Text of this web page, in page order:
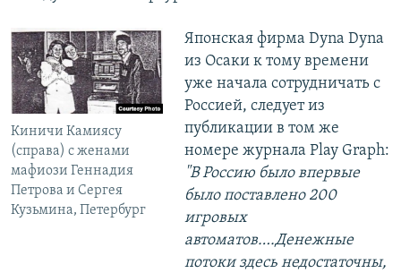
Киничи Камиясу
(справа) с женами
мафиози Геннадия
Петрова и Сергея
Кузьмина, Петербург
Японская фирма Dyna Dyna
из Осаки к тому времени
уже начала сотрудничать с
Россией, следует из
публикации в том же
номере журнала Play Graph:
"В Россию было впервые
было поставлено 200
игровых
автоматов….Денежные
потоки здесь недостаточны,